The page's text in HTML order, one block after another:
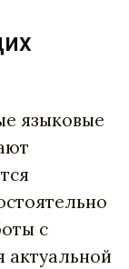
языковые
с
актуальной